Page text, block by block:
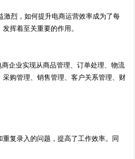
激烈，如何提升电商运营效率成为了每
挥着至关重要的作用。
企业实现从商品管理、订单处理、物流
购管理、销售管理、客户关系管理、财
复录入的问题，提高了工作效率。同